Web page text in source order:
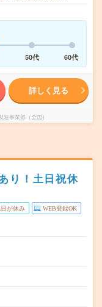
50代 60代
詳しく見る
事業部（全国）
り！土日祝休
が休み WEB登録OK